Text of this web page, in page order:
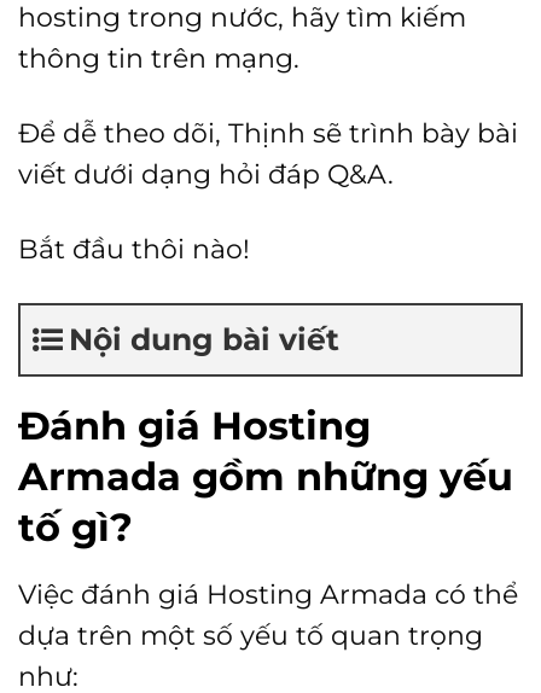
hosting trong nước, hãy tìm kiếm
thông tin trên mạng.
Để dễ theo dõi, Thịnh sẽ trình bày bài
viết dưới dạng hỏi đáp Q&A.
Bắt đầu thôi nào!
Nội dung bài viết
Đánh giá Hosting
Armada gồm những yếu
tố gì?
Việc đánh giá Hosting Armada có thể
dựa trên một số yếu tố quan trọng
như: